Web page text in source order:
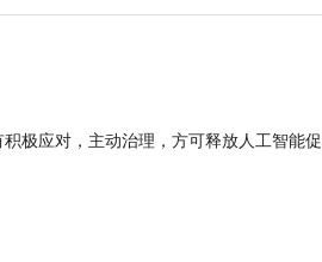
极应对，主动治理，方可释放人工智能